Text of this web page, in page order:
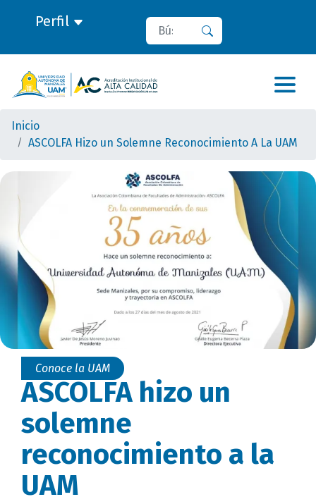
Perfil Buscar
Inicio
ASCOLFA Hizo un Solemne Reconocimiento A La UAM
Conoce la UAM
ASCOLFA hizo un
solemne
reconocimiento a la
UAM